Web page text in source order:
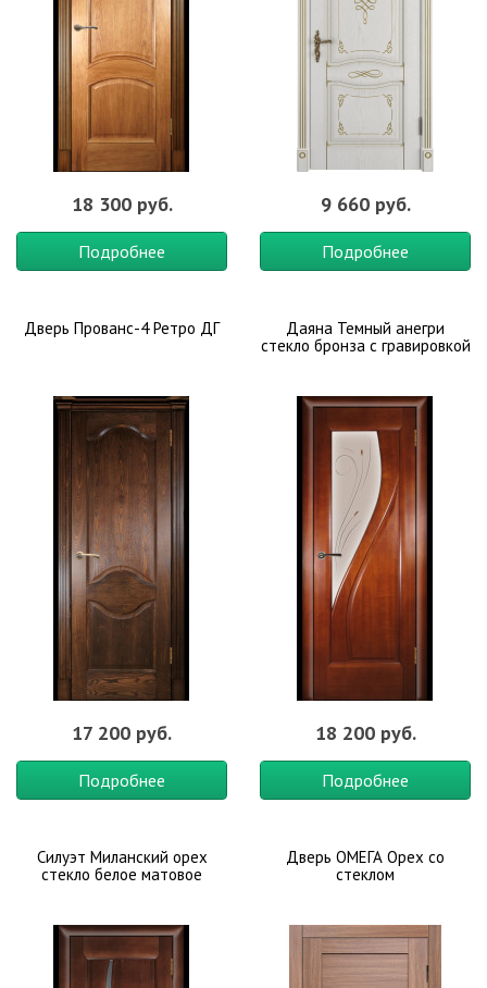
18 300 руб.
Подробнее
9 660 руб.
Подробнее
Дверь Прованс-4 Ретро ДГ
17 200 руб.
Подробнее
Даяна Темный анегри
стекло бронза с гравировкой
18 200 руб.
Подробнее
Силуэт Миланский орех
стекло белое матовое
Дверь ОМЕГА Орех со
стеклом